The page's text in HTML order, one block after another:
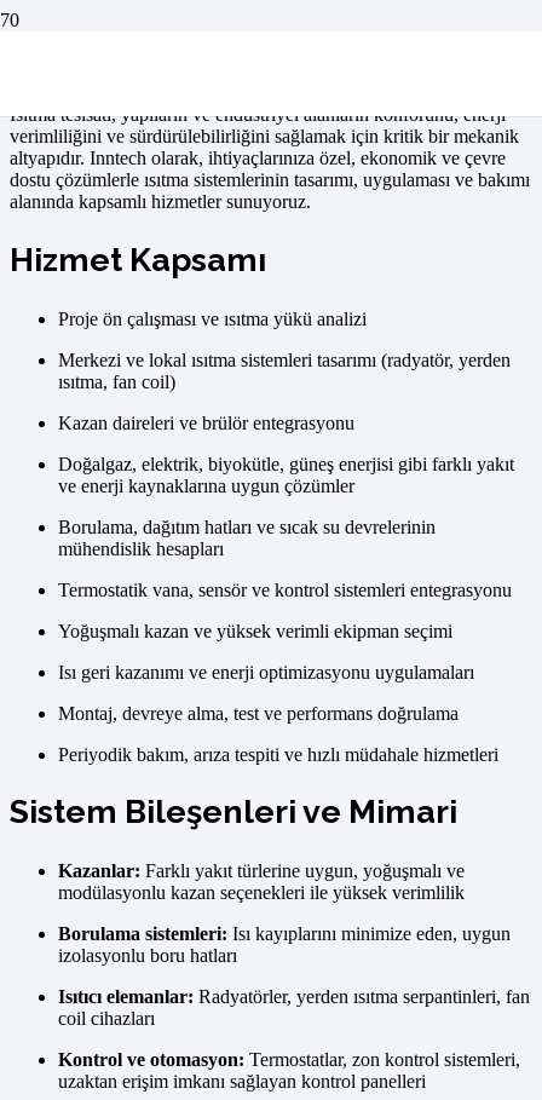
Isıtma tesisatı, yapıların ve endüstriyel alanların konforunu, enerji
verimliliğini ve sürdürülebilirliğini sağlamak için kritik bir mekanik
altyapıdır. Inntech olarak, ihtiyaçlarınıza özel, ekonomik ve çevre
dostu çözümlerle ısıtma sistemlerinin tasarımı, uygulaması ve bakımı
alanında kapsamlı hizmetler sunuyoruz.
Hizmet Kapsamı
Proje ön çalışması ve ısıtma yükü analizi
Merkezi ve lokal ısıtma sistemleri tasarımı (radyatör, yerden
ısıtma, fan coil)
Kazan daireleri ve brülör entegrasyonu
Doğalgaz, elektrik, biyokütle, güneş enerjisi gibi farklı yakıt
ve enerji kaynaklarına uygun çözümler
Borulama, dağıtım hatları ve sıcak su devrelerinin
mühendislik hesapları
Termostatik vana, sensör ve kontrol sistemleri entegrasyonu
Yoğuşmalı kazan ve yüksek verimli ekipman seçimi
Isı geri kazanımı ve enerji optimizasyonu uygulamaları
Montaj, devreye alma, test ve performans doğrulama
Periyodik bakım, arıza tespiti ve hızlı müdahale hizmetleri
Sistem Bileşenleri ve Mimari
Kazanlar: Farklı yakıt türlerine uygun, yoğuşmalı ve
modülasyonlu kazan seçenekleri ile yüksek verimlilik
Borulama sistemleri: Isı kayıplarını minimize eden, uygun
izolasyonlu boru hatları
Isıtıcı elemanlar: Radyatörler, yerden ısıtma serpantinleri, fan
coil cihazları
Kontrol ve otomasyon: Termostatlar, zon kontrol sistemleri,
uzaktan erişim imkanı sağlayan kontrol panelleri